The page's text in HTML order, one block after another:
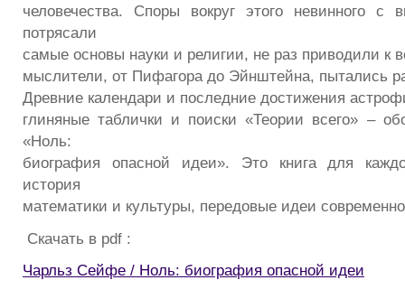
человечества. Споры вокруг этого невинного с
потрясали
самые основы науки и религии, не раз приводили к
мыслители, от Пифагора до Эйнштейна, пытались
Древние календари и последние достижения
глиняные таблички и поиски «Теории всего» –
«Ноль:
биография опасной идеи». Это книга для
история
математики и культуры, передовые идеи
Скачать в pdf :
Чарльз Сейфе / Ноль: биография опасной идеи